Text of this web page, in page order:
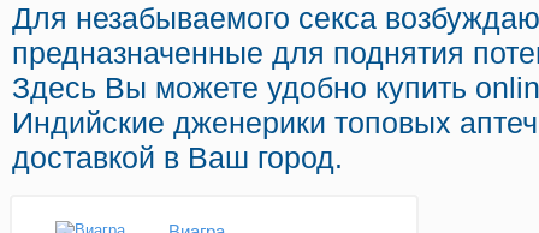
Для незабываемого секса
предназначенные для поднятия
Здесь Вы можете удобно купить
Индийские дженерики топовых
доставкой в Ваш город.